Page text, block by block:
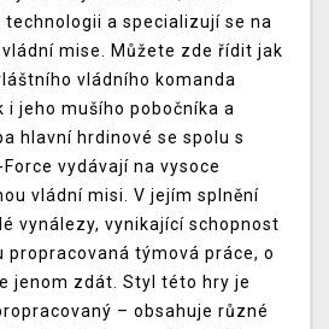
technologii a specializují se na
mise. Můžete zde řídit jak
vládního komanda
i jeho mušího pobočníka a
hlavní hrdinové se spolu s
vydávají na vysoce
vládní misi. V jejím splnění
vynálezy, vynikající schopnost
propracovaná týmová práce, o
jenom zdát. Styl této hry je
– obsahuje různé